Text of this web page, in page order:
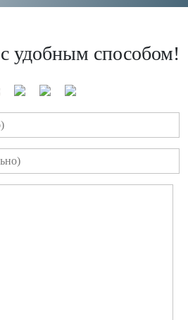
удобным способом!